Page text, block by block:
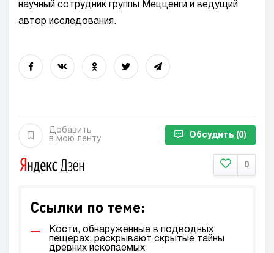
научный сотрудник группы Мецценги и ведущий
автор исследования.
Добавить
в мою ленту
Обсудить (0)
0
Ссылки по теме:
Кости, обнаруженные в подводных
пещерах, раскрывают скрытые тайны
древних ископаемых